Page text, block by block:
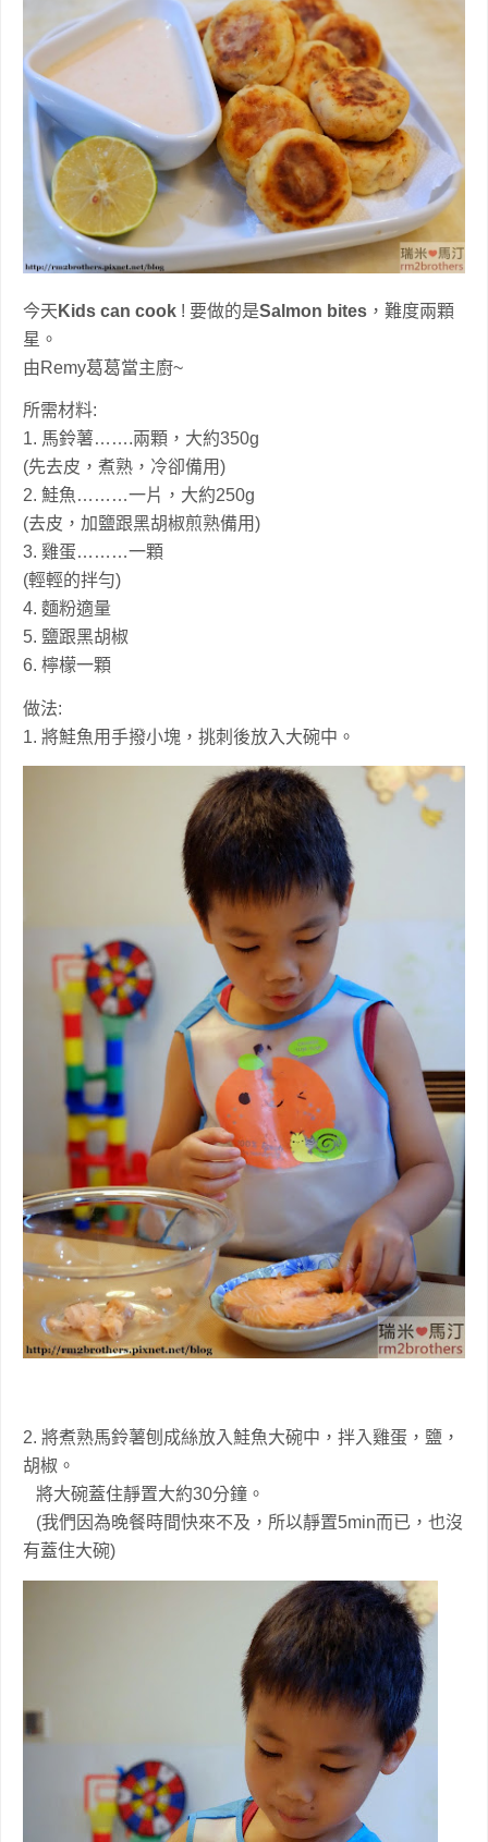
今天 Kids can cook ! 要做的是Salmon bites ，難度兩顆
星。
由Remy葛葛當主廚~
所需材料:
1. 馬鈴薯…….兩顆，大約350g
(先去皮，煮熟，冷卻備用)
2. 鮭魚………一片，大約250g
(去皮，加鹽跟黑胡椒煎熟備用)
3. 雞蛋………一顆
(輕輕的拌勻)
4. 麵粉適量
5. 鹽跟黑胡椒
6. 檸檬一顆
做法:
1. 將鮭魚用手撥小塊，挑刺後放入大碗中。
2. 將煮熟馬鈴薯刨成絲放入鮭魚大碗中，拌入雞蛋，鹽，
胡椒。
將大碗蓋住靜置大約30分鐘。
(我們因為晚餐時間快來不及，所以靜置5min而已，也沒
有蓋住大碗)